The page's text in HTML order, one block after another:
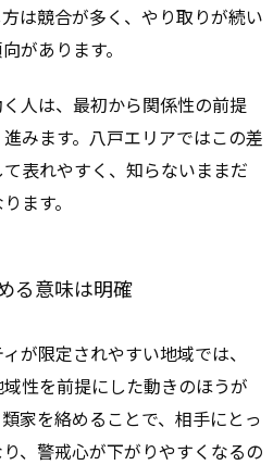
は競合が多く、やり取りが続い
があります。
人は、最初から関係性の前提
みます。八戸エリアではこの差
表れやすく、知らないままだ
ます。
る意味は明確
が限定されやすい地域では、
性を前提にした動きのほうが
家を絡めることで、相手にとっ
、警戒心が下がりやすくなるの